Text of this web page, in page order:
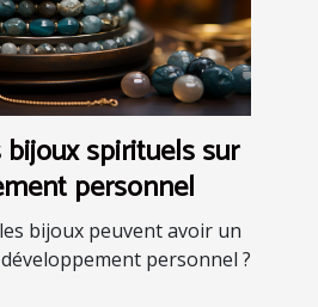
spirituels sur
personnel
bijoux peuvent avoir un
personnel ?